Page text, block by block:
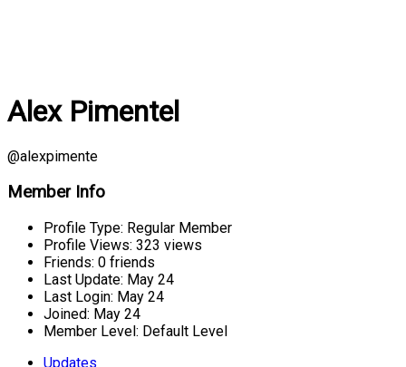
Alex Pimentel
@alexpimente
Member Info
Profile Type: Regular Member
Profile Views: 323 views
Friends: 0 friends
Last Update: May 24
Last Login: May 24
Joined: May 24
Member Level: Default Level
Updates